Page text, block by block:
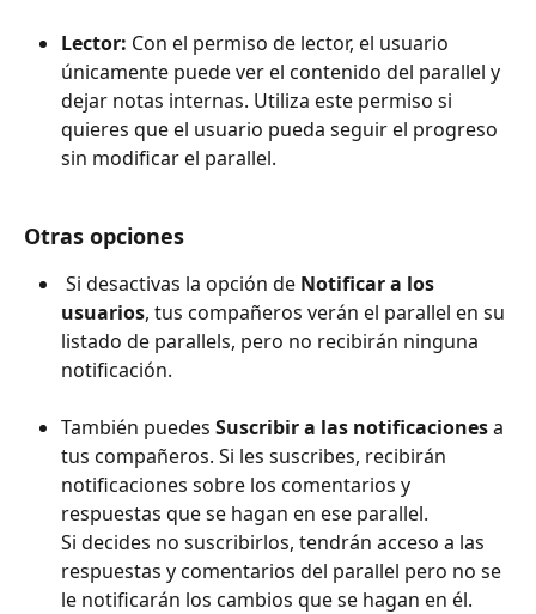
Lector: Con el permiso de lector, el usuario
únicamente puede ver el contenido del parallel y
dejar notas internas. Utiliza este permiso si
quieres que el usuario pueda seguir el progreso
sin modificar el parallel.
Otras opciones
Si desactivas la opción de Notificar a los
usuarios, tus compañeros verán el parallel en su
listado de parallels, pero no recibirán ninguna
notificación.
También puedes Suscribir a las notificaciones a
tus compañeros. Si les suscribes, recibirán
notificaciones sobre los comentarios y
respuestas que se hagan en ese parallel.
Si decides no suscribirlos, tendrán acceso a las
respuestas y comentarios del parallel pero no se
le notificarán los cambios que se hagan en él.